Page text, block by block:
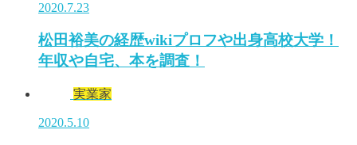
2020.7.23
松田裕美の経歴wikiプロフや出身高校大学！
年収や自宅、本を調査！
実業家
2020.5.10